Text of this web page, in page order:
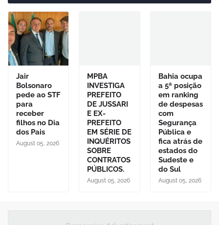
Jair
Bolsonaro
pede ao STF
para
receber
filhos no Dia
dos Pais
August 05, 2026
MPBA
INVESTIGA
PREFEITO
DE JUSSARI
E EX-
PREFEITO
EM SÉRIE DE
INQUÉRITOS
SOBRE
CONTRATOS
PÚBLICOS.
August 05, 2026
Bahia ocupa
a 5ª posição
em ranking
de despesas
com
Segurança
Pública e
fica atrás de
estados do
Sudeste e
do Sul
August 05, 2026